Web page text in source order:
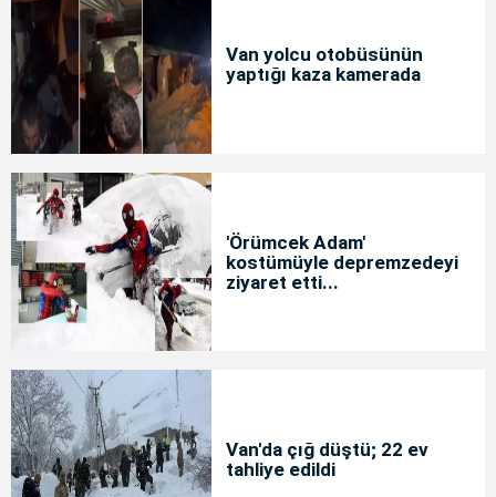
Van yolcu otobüsünün
yaptığı kaza kamerada
'Örümcek Adam'
kostümüyle depremzedeyi
ziyaret etti...
Van'da çığ düştü; 22 ev
tahliye edildi